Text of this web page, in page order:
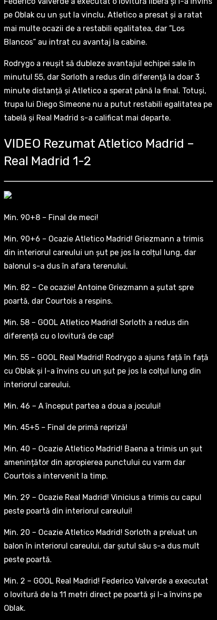
pe Oblak cu un șut la vinclu. Atletico a presat și a ratat
mai multe ocazii de a restabili egalitatea, dar ”Los
Blancos” au intrat cu avantaj la cabine.
Rodrygo a reușit să dubleze avantajul echipei sale în
minutul 55, dar Sorloth a redus din diferență la doar 3
minute distanță și Atletico a sperat până la final. Totuși,
trupa lui Diego Simeone nu a putut restabili egalitatea pe
tabelă și Real Madrid s-a calificat mai departe.
VIDEO Rezumat Atletico Madrid –
Real Madrid 1-2
Min. 90+8 – Final de meci!
Min. 90+6 – Ocazie Atletico Madrid! Griezmann a trimis
din interiorul careului un șut pe jos la colțul lung, dar
balonul s-a dus în afara terenului.
Min. 82 – Ce ocazie! Antoine Griezmann a șutat spre
poartă, dar Courtois a respins.
Min. 58 – GOOL Atletico Madrid! Sorloth a redus din
diferență cu o lovitură de cap!
Min. 55 – GOOL Real Madrid! Rodrygo a ajuns față în față
cu Oblak și l-a învins cu un șut pe jos la colțul lung din
interiorul careului.
Min. 46 – A început partea a doua a jocului!
Min. 45+5 – Final de primă repriză!
Min. 40 – Ocazie Atletico Madrid! Baena a trimis un șut
amenințător din apropierea punctului cu varm dar
Courtois a intervenit la timp.
Min. 29 – Ocazie Real Madrid! Vinicius a trimis cu capul
peste poartă din interiorul careului!
Min. 20 – Ocazie Atletico Madrid! Sorloth a preluat un
balon în interiorul careului, dar șutul său s-a dus mult
peste poartă.
Min. 2 – GOOL Real Madrid! Federico Valverde a executat
o lovitură de la 11 metri direct pe poartă și l-a învins pe
Oblak.